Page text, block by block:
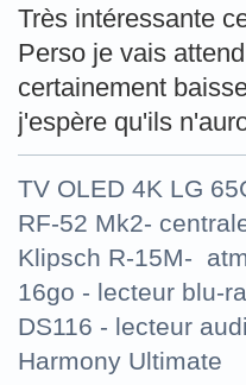
Très intéressante
Perso je vais
certainement
j'espère qu'ils
TV OLED 4K LG
RF-52 Mk2-
Klipsch R-15M-
16go - lecteur blu-
DS116 - lecteur
Harmony Ultimate